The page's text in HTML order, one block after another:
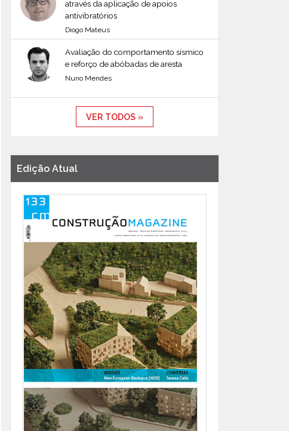
através da aplicação de apoios
antivibratórios
Diogo Mateus
Avaliação do comportamento sísmico
e reforço de abóbadas de aresta
Nuno Mendes
VER TODOS »
Edição Atual